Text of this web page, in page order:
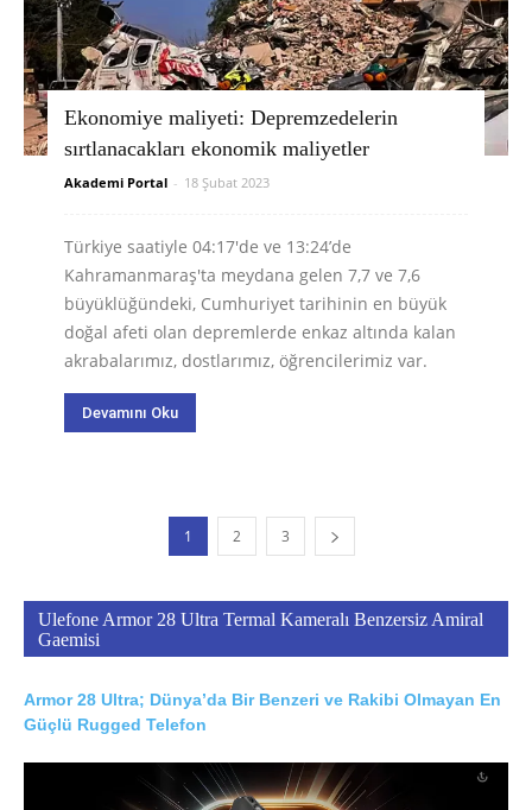
Ekonomiye maliyeti: Depremzedelerin
sırtlanacakları ekonomik maliyetler
Akademi Portal - 18 Şubat 2023
Türkiye saatiyle 04:17'de ve 13:24’de
Kahramanmaraş'ta meydana gelen 7,7 ve 7,6
büyüklüğündeki, Cumhuriyet tarihinin en büyük
doğal afeti olan depremlerde enkaz altında kalan
akrabalarımız, dostlarımız, öğrencilerimiz var.
Devamını Oku
1 2 3
Ulefone Armor 28 Ultra Termal Kameralı Benzersiz Amiral
Gaemisi
Armor 28 Ultra; Dünya’da Bir Benzeri ve Rakibi Olmayan En
Güçlü Rugged Telefon